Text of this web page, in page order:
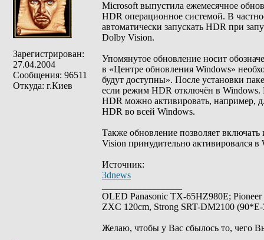
Зарегистрирован:
27.04.2004
Сообщения: 96511
Откуда: г.Киев
Microsoft выпустила ежемесячное
HDR операционное системой. В
автоматически запускать HDR при
Dolby Vision.
Упомянутое обновление носит
в «Центре обновления Windows»
будут доступны». После установки
если режим HDR отключён в Windows.
HDR можно активировать, например,
HDR во всей Windows.
Также обновление позволяет
Vision принудительно активировался
Источник:
3dnews
OLED Panasonic TX-65HZ980E;
ZXC 120cm, Strong SRT-DM2100
Желаю, чтобы у Вас сбылось то, чего